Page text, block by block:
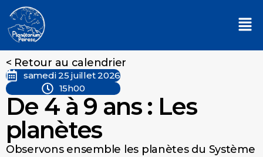
< Retour au calendrier
samedi 25 juillet 2026
15h00
De 4 à 9 ans : Les
planètes
Observons ensemble les planètes du Système